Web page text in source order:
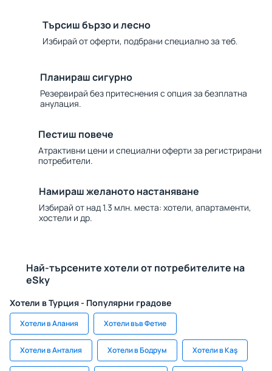
Търсиш бързо и лесно
Избирай от оферти, подбрани специално за теб.
Планираш сигурно
Резервирай без притеснения с опция за безплатна
анулация.
Пестиш повече
Атрактивни цени и специални оферти за регистрирани
потребители.
Намираш желаното настаняване
Избирай от над 1.3 млн. места: хотели, апартаменти,
хостели и др.
Най-търсените хотели от потребителите на
eSky
Хотели в Турция - Популярни градове
Хотели в Алания Хотели във Фетие
Хотели в Анталия Хотели в Бодрум Хотели в Kaş